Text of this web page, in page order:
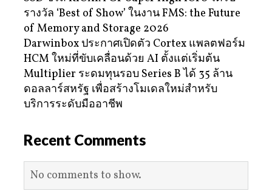
รางวัล ‘Best of Show’ ในงาน FMS: the Future
of Memory and Storage 2026
Darwinbox ประกาศเปิดตัว Cortex แพลตฟอร์ม
HCM ใหม่ที่ขับเคลื่อนด้วย AI ตั้งแต่เริ่มต้น
Multiplier ระดมทุนรอบ Series B ได้ 35 ล้าน
ดอลลาร์สหรัฐ เพื่อสร้างโมเดลใหม่สำหรับ
บริการระดับมืออาชีพ
Recent Comments
No comments to show.